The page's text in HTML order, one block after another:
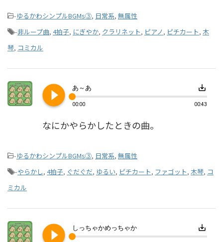
-ゆるかわシンプルBGMs③, 日常系, 無属性
-非ループ曲, 4拍子, にぎやか, クラリネット, ピアノ, ピチカート, 木
琴, コミカル
play_circle_filled あ～あ save_alt
00:00 00:43
なにかやらかしたときの曲。
-ゆるかわシンプルBGMs③, 日常系, 無属性
-やらかし, 4拍子, ぐだぐだ, ゆるい, ピチカート, ファゴット, 木琴, コ
ミカル
play_circle_filled しっちゃかめっちゃか save_alt